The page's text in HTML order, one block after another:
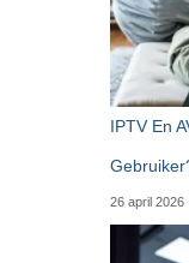
IPTV En
26 april 2026